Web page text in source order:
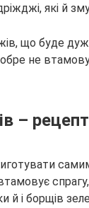
які й
що буде
не
–
й і борщів